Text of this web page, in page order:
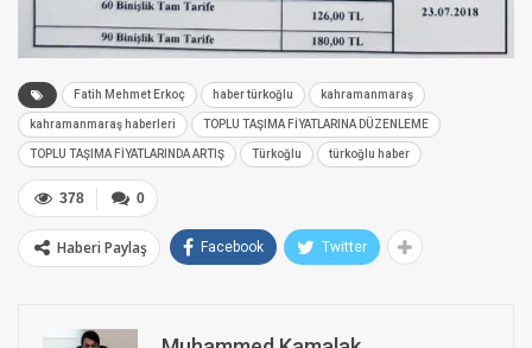
Fatih Mehmet Erkoç haber türkoğlu kahramanmaraş
kahramanmaraş haberleri TOPLU TAŞIMA FİYATLARINA DÜZENLEME
TOPLU TAŞIMA FİYATLARINDA ARTIŞ Türkoğlu türkoğlu haber
0
378
Haberi Paylaş Facebook Twitter